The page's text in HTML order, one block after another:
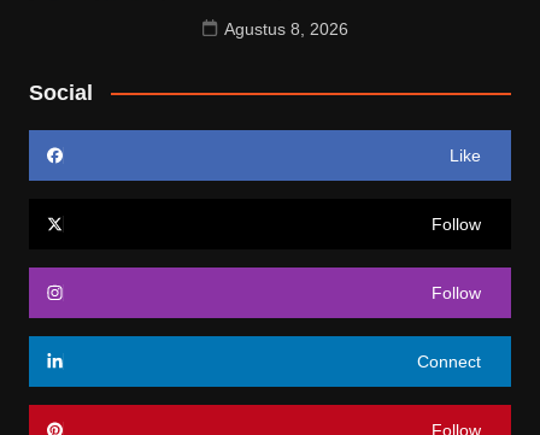
Agustus 8, 2026
Social
Like
Follow
Follow
Connect
Follow